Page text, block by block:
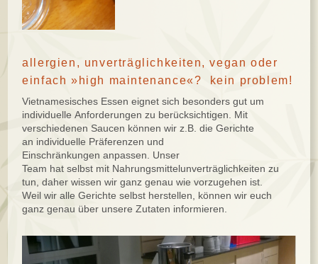
allergien, unverträglichkeiten, vegan oder
einfach »high maintenance«? kein problem!
Vietnamesisches Essen eignet sich besonders gut um
individuelle Anforderungen zu berücksichtigen. Mit
verschiedenen Saucen können wir z.B. die Gerichte
an individuelle Präferenzen und
Einschränkungen anpassen. Unser
Team hat selbst mit Nahrungsmittelunverträglichkeiten zu
tun, daher wissen wir ganz genau wie vorzugehen ist.
Weil wir alle Gerichte selbst herstellen, können wir euch
ganz genau über unsere Zutaten informieren.